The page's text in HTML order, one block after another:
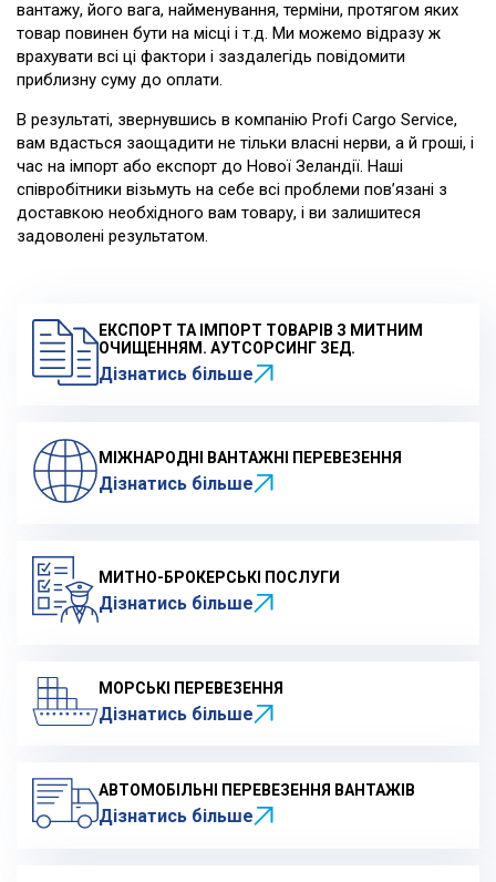
вантажу, його вага, найменування, терміни, протягом яких
товар повинен бути на місці і т.д. Ми можемо відразу ж
врахувати всі ці фактори і заздалегідь повідомити
приблизну суму до оплати.
В результаті, звернувшись в компанію Profi Cargo Service,
вам вдасться заощадити не тільки власні нерви, а й гроші, і
час на імпорт або експорт до Нової Зеландії. Наші
співробітники візьмуть на себе всі проблеми пов’язані з
доставкою необхідного вам товару, і ви залишитеся
задоволені результатом.
ЕКСПОРТ ТА ІМПОРТ ТОВАРІВ З МИТНИМ
ОЧИЩЕННЯМ. АУТСОРСИНГ ЗЕД.
Дізнатись більше
МІЖНАРОДНІ ВАНТАЖНІ ПЕРЕВЕЗЕННЯ
Дізнатись більше
МИТНО-БРОКЕРСЬКІ ПОСЛУГИ
Дізнатись більше
МОРСЬКІ ПЕРЕВЕЗЕННЯ
Дізнатись більше
АВТОМОБІЛЬНІ ПЕРЕВЕЗЕННЯ ВАНТАЖІВ
Дізнатись більше